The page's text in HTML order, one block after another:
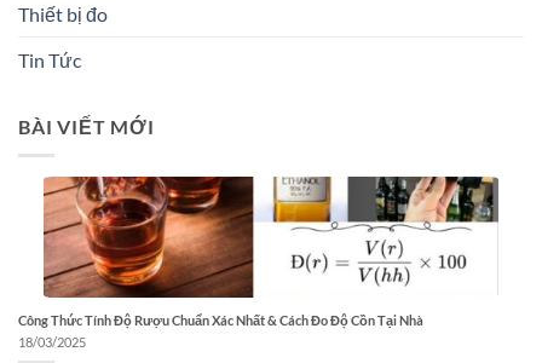
Thiết bị đo
Tin Tức
BÀI VIẾT MỚI
Công Thức Tính Độ Rượu Chuẩn Xác Nhất & Cách Đo Độ Cồn Tại Nhà
18/03/2025